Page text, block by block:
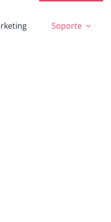
Soporte